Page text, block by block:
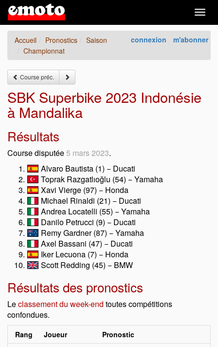
connexion m'abonner
Accueil Pronostics
Saison
Championnat
Course préc.
SBK Superbike 2023 Indonésie
à Mandalika
Résultats
Course disputée5 mars 2023.
Alvaro Bautista (1) − Ducati
Toprak Razgatlıoğlu (54) − Yamaha
Xavi Vierge (97) − Honda
Michael Rinaldi (21) − Ducati
Andrea Locatelli (55) − Yamaha
Danilo Petrucci (9) − Ducati
Remy Gardner (87) − Yamaha
Axel Bassani (47) − Ducati
Iker Lecuona (7) − Honda
Scott Redding (45) − BMW
Résultats des pronostics
Leclassement du week-end toutes compétitions
confondues.
Rang Joueur Pronostic